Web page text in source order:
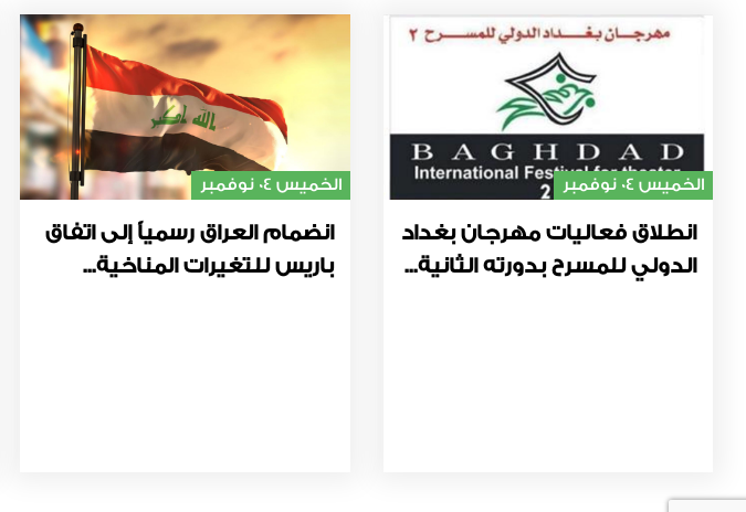
الخميس 04 نوفمبر
انطلاق فعاليات مهرجان بغداد
الدولي للمسرح بدورته الثانية...
الخميس 04 نوفمبر
انضمام العراق رسمياً إلى اتفاق
باريس للتغيرات المناخية...